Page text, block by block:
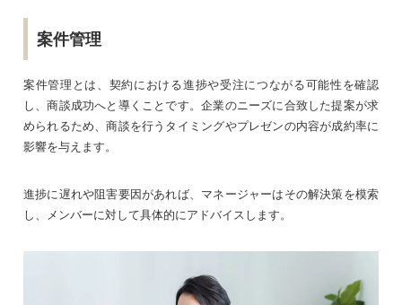
案件管理
案件管理とは、契約における進捗や受注につながる可能性を確認
し、商談成功へと導くことです。企業のニーズに合致した提案が求
められるため、商談を行うタイミングやプレゼンの内容が成約率に
影響を与えます。
進捗に遅れや阻害要因があれば、マネージャーはその解決策を模索
し、メンバーに対して具体的にアドバイスします。